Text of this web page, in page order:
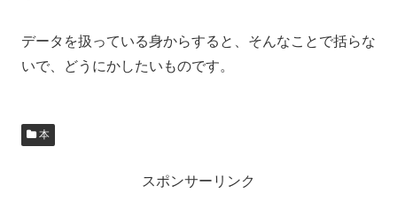
データを扱っている身からすると、そんなことで括らな
いで、どうにかしたいものです。
本
スポンサーリンク